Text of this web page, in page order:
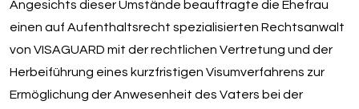
Angesichts dieser Umstände beauftragte die Ehefrau
einen auf Aufenthaltsrecht spezialisierten Rechtsanwalt
von VISAGUARD mit der rechtlichen Vertretung und der
Herbeiführung eines kurzfristigen Visumverfahrens zur
Ermöglichung der Anwesenheit des Vaters bei der